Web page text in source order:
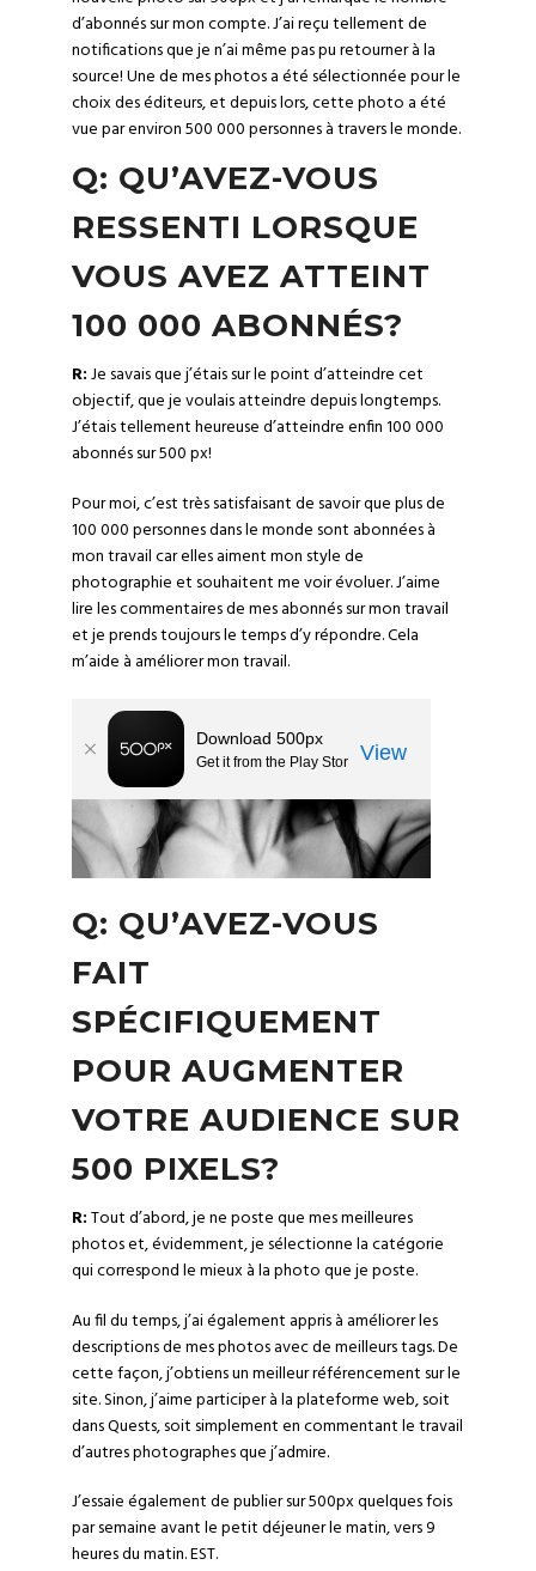
d’abonnés sur mon compte. J’ai reçu tellement de
notifications que je n’ai même pas pu retourner à la
source! Une de mes photos a été sélectionnée pour le
choix des éditeurs, et depuis lors, cette photo a été
vue par environ 500 000 personnes à travers le monde.
Q: QU’AVEZ-VOUS
RESSENTI LORSQUE
VOUS AVEZ ATTEINT
100 000 ABONNÉS?
R:Je savais que j’étais sur le point d’atteindre cet
objectif, que je voulais atteindre depuis longtemps.
J’étais tellement heureuse d’atteindre enfin 100 000
abonnés sur 500 px!
Pour moi, c’est très satisfaisant de savoir que plus de
100 000 personnes dans le monde sont abonnées à
mon travail car elles aiment mon style de
photographie et souhaitent me voir évoluer. J’aime
lire les commentaires de mes abonnés sur mon travail
et je prends toujours le temps d’y répondre. Cela
m’aide à améliorer mon travail.
Q: QU’AVEZ-VOUS
FAIT
SPÉCIFIQUEMENT
POUR AUGMENTER
VOTRE AUDIENCE SUR
500 PIXELS?
R:Tout d’abord, je ne poste que mes meilleures
photos et, évidemment, je sélectionne la catégorie
qui correspond le mieux à la photo que je poste.
Au fil du temps, j’ai également appris à améliorer les
descriptions de mes photos avec de meilleurs tags. De
cette façon, j’obtiens un meilleur référencement sur le
site. Sinon, j’aime participer à la plateforme web, soit
dansQuests, soit simplement en commentant le travail
d’autres photographes que j’admire.
J’essaie également de publier sur 500px quelques fois
par semaine avant le petit déjeuner le matin, vers 9
heures du matin. EST.